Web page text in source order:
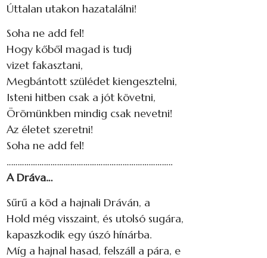
Úttalan utakon hazatalálni!
Soha ne add fel!
Hogy kőből magad is tudj
vizet fakasztani,
Megbántott szülédet kiengesztelni,
Isteni hitben csak a jót követni,
Örömünkben mindig csak nevetni!
Az életet szeretni!
Soha ne add fel!
………………………………………………………………….
A Dráva…
Sűrű a köd a hajnali Dráván, a
Hold még visszaint, és utolsó sugára,
kapaszkodik egy úszó hínárba.
Míg a hajnal hasad, felszáll a pára, e